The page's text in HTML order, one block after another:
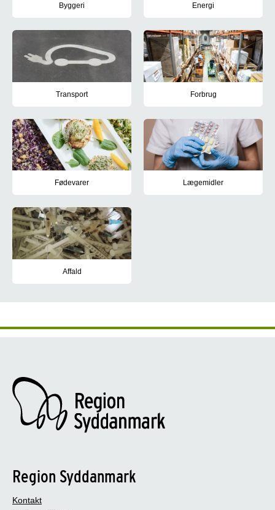
Byggeri Energi
Transport Forbrug
Fødevarer Lægemidler
Affald
Region Syddanmark
Kontakt